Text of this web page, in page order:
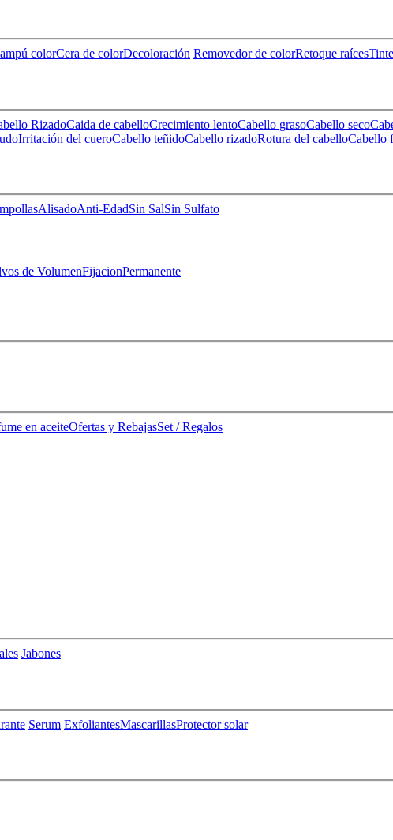
colorCera de colorDecoloración Removedor de colorRetoque raíces
RizadoCaida de cabelloCrecimiento lentoCabello grasoCabello seco
Irritación del cueroCabello teñidoCabello rizadoRotura del cabelloCabello
AlisadoAnti-EdadSin SalSin Sulfato
de VolumenFijacionPermanente
en aceiteOfertas y RebajasSet / Regalos
Jabones
Serum ExfoliantesMascarillasProtector solar